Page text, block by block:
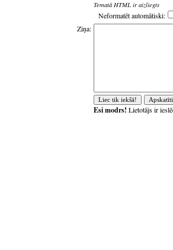
Tematā HTML ir aizliegts
Neformatēt automātiski:
Ziņa:
Esi modrs! Lietotājs ir